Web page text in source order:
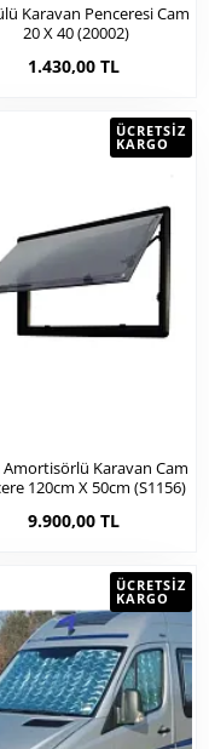
Karavan Penceresi Cam
20 X 40 (20002)
1.430,00 TL
ÜCRETSIZ
KARGO
Amortisörlü Karavan Cam
120cm X 50cm (s1156)
9.900,00 TL
ÜCRETSIZ
KARGO